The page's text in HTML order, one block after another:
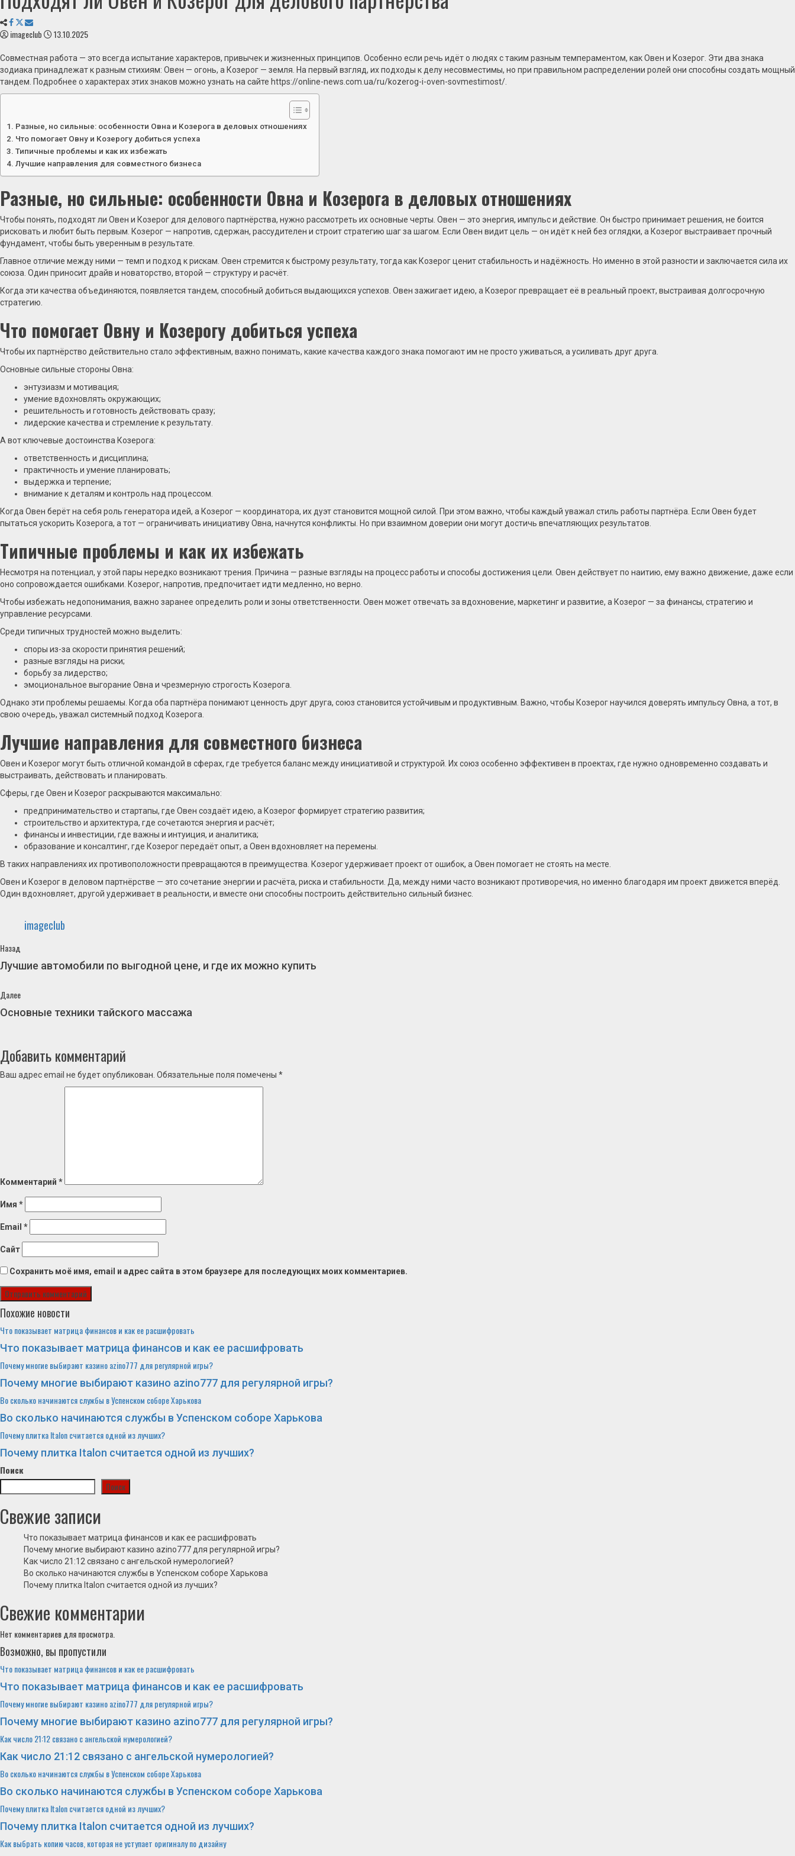
imageclub 13.10.2025
Совместная работа — это всегда испытание характеров, привычек и жизненных принципов. Особенно если речь идёт о людях с таким разным темпераментом, как Овен и Козерог. Эти два знака
зодиака принадлежат к разным стихиям: Овен — огонь, а Козерог — земля. На первый взгляд, их подходы к делу несовместимы, но при правильном распределении ролей они способны создать мощный
тандем. Подробнее о характерах этих знаков можно узнать на сайте https://online-news.com.ua/ru/kozerog-i-oven-sovmestimost/
Разные, но сильные: особенности Овна и Козерога в деловых отношениях
Что помогает Овну и Козерогу добиться успеха
Типичные проблемы и как их избежать
Лучшие направления для совместного бизнеса
Разные, но сильные: особенности Овна и Козерога в деловых отношениях
Чтобы понять, подходят ли Овен и Козерог для делового партнёрства, нужно рассмотреть их основные черты. Овен — это энергия, импульс и действие. Он быстро принимает решения, не боится
рисковать и любит быть первым. Козерог — напротив, сдержан, рассудителен и строит стратегию шаг за шагом. Если Овен видит цель — он идёт к ней без оглядки, а Козерог выстраивает прочный
фундамент, чтобы быть уверенным в результате.
Главное отличие между ними — темп и подход к рискам. Овен стремится к быстрому результату, тогда как Козерог ценит стабильность и надёжность. Но именно в этой разности и заключается сила их
союза. Один приносит драйв и новаторство, второй — структуру и расчёт.
Когда эти качества объединяются, появляется тандем, способный добиться выдающихся успехов. Овен зажигает идею, а Козерог превращает её в реальный проект, выстраивая долгосрочную
стратегию.
Что помогает Овну и Козерогу добиться успеха
Чтобы их партнёрство действительно стало эффективным, важно понимать, какие качества каждого знака помогают им не просто уживаться, а усиливать друг друга.
Основные сильные стороны Овна:
энтузиазм и мотивация;
умение вдохновлять окружающих;
решительность и готовность действовать сразу;
лидерские качества и стремление к результату.
А вот ключевые достоинства Козерога:
ответственность и дисциплина;
практичность и умение планировать;
выдержка и терпение;
внимание к деталям и контроль над процессом.
Когда Овен берёт на себя роль генератора идей, а Козерог — координатора, их дуэт становится мощной силой. При этом важно, чтобы каждый уважал стиль работы партнёра. Если Овен будет
пытаться ускорить Козерога, а тот — ограничивать инициативу Овна, начнутся конфликты. Но при взаимном доверии они могут достичь впечатляющих результатов.
Типичные проблемы и как их избежать
Несмотря на потенциал, у этой пары нередко возникают трения. Причина — разные взгляды на процесс работы и способы достижения цели. Овен действует по наитию, ему важно движение, даже если
оно сопровождается ошибками. Козерог, напротив, предпочитает идти медленно, но верно.
Чтобы избежать недопонимания, важно заранее определить роли и зоны ответственности. Овен может отвечать за вдохновение, маркетинг и развитие, а Козерог — за финансы, стратегию и
управление ресурсами.
Среди типичных трудностей можно выделить:
споры из-за скорости принятия решений;
разные взгляды на риски;
борьбу за лидерство;
эмоциональное выгорание Овна и чрезмерную строгость Козерога.
Однако эти проблемы решаемы. Когда оба партнёра понимают ценность друг друга, союз становится устойчивым и продуктивным. Важно, чтобы Козерог научился доверять импульсу Овна, а тот, в
свою очередь, уважал системный подход Козерога.
Лучшие направления для совместного бизнеса
Овен и Козерог могут быть отличной командой в сферах, где требуется баланс между инициативой и структурой. Их союз особенно эффективен в проектах, где нужно одновременно создавать и
выстраивать, действовать и планировать.
Сферы, где Овен и Козерог раскрываются максимально:
предпринимательство и стартапы, где Овен создаёт идею, а Козерог формирует стратегию развития;
строительство и архитектура, где сочетаются энергия и расчёт;
финансы и инвестиции, где важны и интуиция, и аналитика;
образование и консалтинг, где Козерог передаёт опыт, а Овен вдохновляет на перемены.
В таких направлениях их противоположности превращаются в преимущества. Козерог удерживает проект от ошибок, а Овен помогает не стоять на месте.
Овен и Козерог в деловом партнёрстве — это сочетание энергии и расчёта, риска и стабильности. Да, между ними часто возникают противоречия, но именно благодаря им проект движется вперёд.
Один вдохновляет, другой удерживает в реальности, и вместе они способны построить действительно сильный бизнес.
imageclub
Продолжить
чтение
Назад
Лучшие автомобили по выгодной цене, и где их можно купить
ДалееСледующая
Основные техники тайского массажа
Добавить комментарий
Ваш адрес email не будет опубликован. Обязательные поля помечены *
Комментарий *
Имя *
Email *
Сайт
Сохранить моё имя, email и адрес сайта в этом браузере для последующих моих комментариев.
Похожие новости
Что показывает матрица финансов и как ее расшифровать
Что показывает матрица финансов и как ее расшифровать
Почему многие выбирают казино azino777 для регулярной игры?
Почему многие выбирают казино azino777 для регулярной игры?
Во сколько начинаются службы в Успенском соборе Харькова
Во сколько начинаются службы в Успенском соборе Харькова
Почему плитка Italon считается одной из лучших?
Почему плитка Italon считается одной из лучших?
Поиск
Поиск
Свежие записи
Что показывает матрица финансов и как ее расшифровать
Почему многие выбирают казино azino777 для регулярной игры?
Как число 21:12 связано с ангельской нумерологией?
Во сколько начинаются службы в Успенском соборе Харькова
Почему плитка Italon считается одной из лучших?
Свежие комментарии
Нет комментариев для просмотра.
Возможно, вы пропустили
Что показывает матрица финансов и как ее расшифровать
Что показывает матрица финансов и как ее расшифровать
Почему многие выбирают казино azino777 для регулярной игры?
Почему многие выбирают казино azino777 для регулярной игры?
Как число 21:12 связано с ангельской нумерологией?
Как число 21:12 связано с ангельской нумерологией?
Во сколько начинаются службы в Успенском соборе Харькова
Во сколько начинаются службы в Успенском соборе Харькова
Почему плитка Italon считается одной из лучших?
Почему плитка Italon считается одной из лучших?
Как выбрать копию часов, которая не уступает оригиналу по дизайну